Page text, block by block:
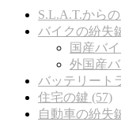
S.L.A.T.から
バイクの紛失
国産バ
外国産
バッテリート
住宅の鍵 (57)
自動車の紛失